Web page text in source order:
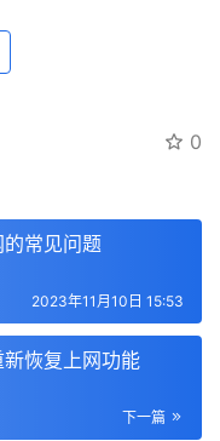
0
常见问题
2023年11月10日 15:53
恢复上网功能
下一篇